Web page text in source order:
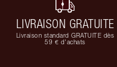
LIVRAISON GRATUITE
Livraison standard GRATUITE dès
59 € d'achats